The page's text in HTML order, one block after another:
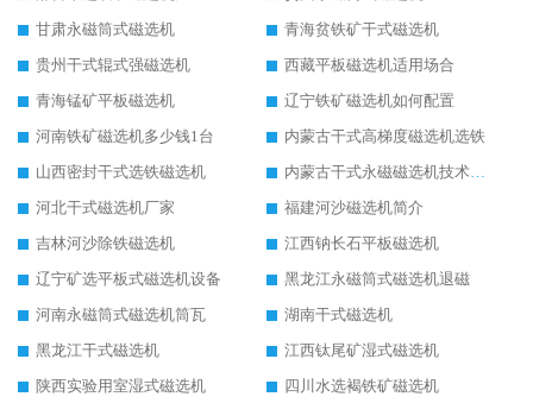
甘肃永磁筒式磁选机
青海贫铁矿干式磁选机
贵州干式辊式强磁选机
西藏平板磁选机适用场合
青海锰矿平板磁选机
辽宁铁矿磁选机如何配置
河南铁矿磁选机多少钱1台
内蒙古干式高梯度磁选机选铁
山西密封干式选铁磁选机
内蒙古干式永磁磁选机技术要求
河北干式磁选机厂家
福建河沙磁选机简介
吉林河沙除铁磁选机
江西钠长石平板磁选机
辽宁矿选平板式磁选机设备
黑龙江永磁筒式磁选机退磁
河南永磁筒式磁选机筒瓦
湖南干式磁选机
黑龙江干式磁选机
江西钛尾矿湿式磁选机
陕西实验用室湿式磁选机
四川水选褐铁矿磁选机